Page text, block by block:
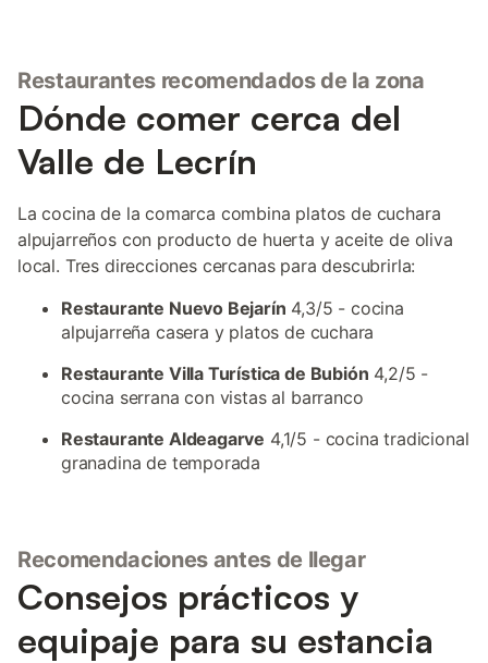
Restaurantes recomendados de la zona
Dónde comer cerca del
Valle de Lecrín
La cocina de la comarca combina platos de cuchara
alpujarreños con producto de huerta y aceite de oliva
local. Tres direcciones cercanas para descubrirla:
Restaurante Nuevo Bejarín 4,3/5 - cocina
alpujarreña casera y platos de cuchara
Restaurante Villa Turística de Bubión 4,2/5 -
cocina serrana con vistas al barranco
Restaurante Aldeagarve 4,1/5 - cocina tradicional
granadina de temporada
Recomendaciones antes de llegar
Consejos prácticos y
equipaje para su estancia